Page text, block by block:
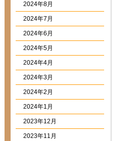
2024年8月
2024年7月
2024年6月
2024年5月
2024年4月
2024年3月
2024年2月
2024年1月
2023年12月
2023年11月